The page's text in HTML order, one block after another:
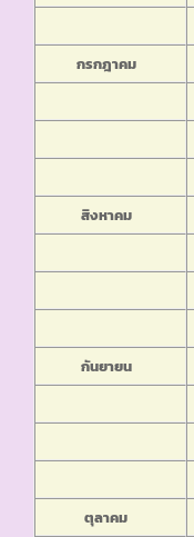
กรกฎาคม
สิงหาคม
กันยายน
ตุลาคม